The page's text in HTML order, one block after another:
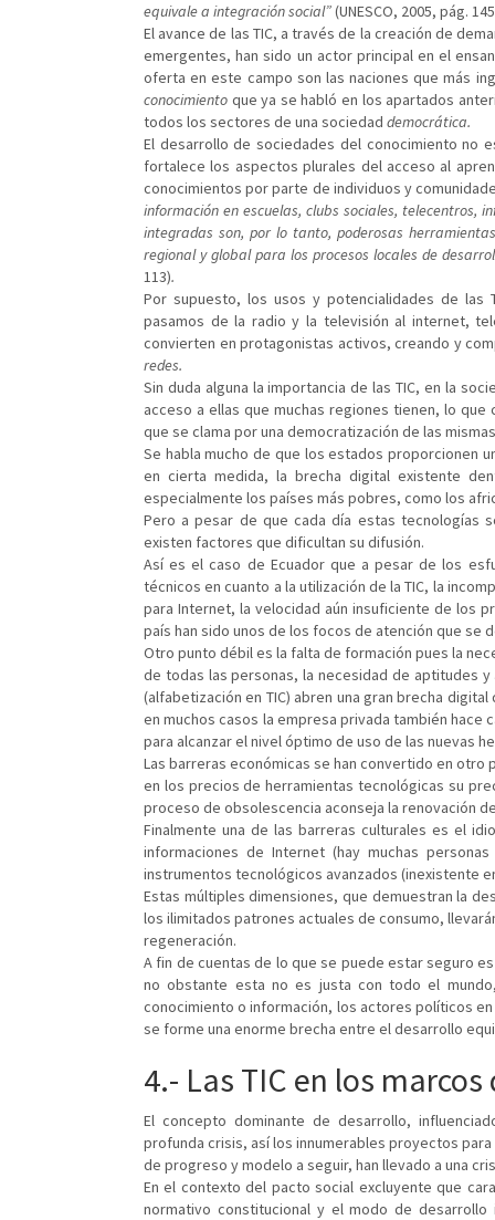
equivale a integración social”(UNESCO, 2005, pág.
El avance de las TIC, a través de la creación de
emergentes, han sido un actor principal en el
oferta en este campo son las naciones que más
conocimiento que ya se habló en los apartados
todos los sectores de una sociedad democrática.
El desarrollo de sociedades del conocimiento no
fortalece los aspectos plurales del acceso al
conocimientos por parte de individuos y
información en escuelas, clubs sociales, telecentros,
integradas son, por lo tanto, poderosas
regional y global para los procesos locales de
113).
Por supuesto, los usos y potencialidades de las
pasamos de la radio y la televisión al internet,
convierten en protagonistas activos, creando y
redes.
Sin duda alguna la importancia de las TIC, en la
acceso a ellas que muchas regiones tienen, lo
que se clama por una democratización de las
Se habla mucho de que los estados proporcionen
en cierta medida, la brecha digital existente
especialmente los países más pobres, como los
Pero a pesar de que cada día estas tecnologías
existen factores que dificultan su difusión.
Así es el caso de Ecuador que a pesar de los
técnicos en cuanto a la utilización de la TIC, la
para Internet, la velocidad aún insuficiente de los
país han sido unos de los focos de atención que se
Otro punto débil es la falta de formación pues la
de todas las personas, la necesidad de aptitudes
(alfabetización en TIC) abren una gran brecha
en muchos casos la empresa privada también
para alcanzar el nivel óptimo de uso de las nuevas
Las barreras económicas se han convertido en
en los precios de herramientas tecnológicas su
proceso de obsolescencia aconseja la renovación
Finalmente una de las barreras culturales es el
informaciones de Internet (hay muchas
instrumentos tecnológicos avanzados (inexistente
Estas múltiples dimensiones, que demuestran la
los ilimitados patrones actuales de consumo,
regeneración.
A fin de cuentas de lo que se puede estar seguro
no obstante esta no es justa con todo el
conocimiento o información, los actores políticos
se forme una enorme brecha entre el desarrollo
4.- Las TIC en los
El concepto dominante de desarrollo,
profunda crisis, así los innumerables proyectos
de progreso y modelo a seguir, han llevado a una
En el contexto del pacto social excluyente que
normativo constitucional y el modo de desarrollo